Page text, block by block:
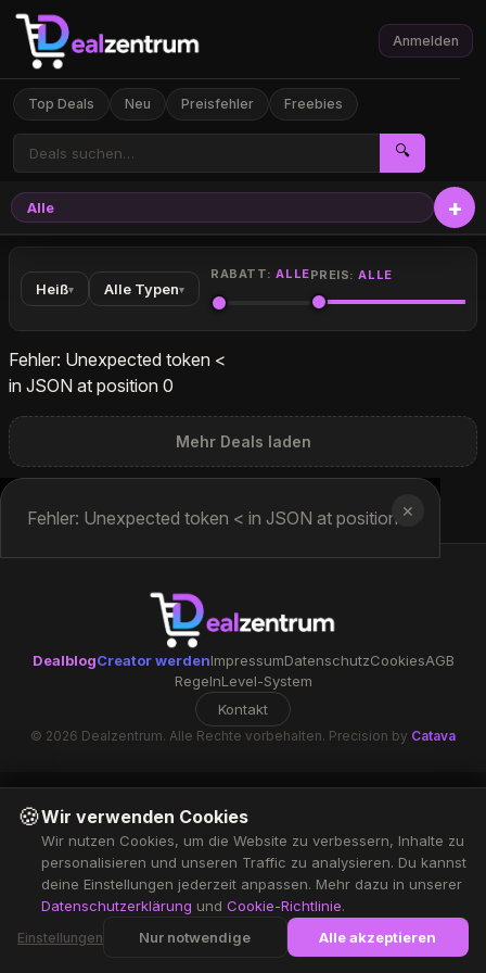
Top Deals Neu Preisfehler Freebies
🔍
Anmelden
Alle
Heiß▾ Alle Typen▾
RABATT:ALLEPREIS:ALLE
Fehler: Unexpected token <
in JSON at position 0
Mehr Deals laden
✕
Fehler: Unexpected token < in JSON at position 0
DealblogCreator werdenImpressumDatenschutzCookiesAGB
RegelnLevel-System
Kontakt
© 2026 Dealzentrum. Alle Rechte vorbehalten. Precision by Catava
🍪Wir verwenden Cookies
Wir nutzen Cookies, um die Website zu verbessern, Inhalte zu
personalisieren und unseren Traffic zu analysieren. Du kannst
deine Einstellungen jederzeit anpassen. Mehr dazu in unserer
Datenschutzerklärung und Cookie-Richtlinie.
Einstellungen Nur notwendige Alle akzeptieren